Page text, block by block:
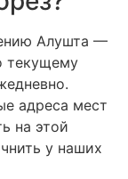
Алушта —
текущему
адреса мест
на этой
у наших